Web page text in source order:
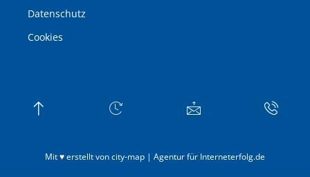
Datenschutz
Cookies
Mit ♥ erstellt von city-map | Agentur für Interneterfolg.de